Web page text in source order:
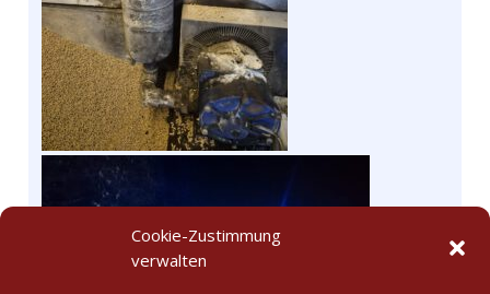
Cookie-Zustimmung
verwalten